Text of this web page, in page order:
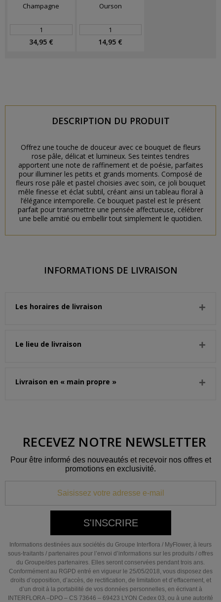
Champagne
34,95 €
Ourson
14,95 €
DESCRIPTION DU PRODUIT
Offrez une touche de douceur avec ce bouquet de fleurs
rose pâle, délicat et lumineux. Ses teintes tendres
apportent une note de raffinement et de poésie, parfaites
pour illuminer les petits et grands moments. Composé de
fleurs rose pâle et pastel choisies avec soin, ce joli bouquet
mêle finesse et éclat subtil, créant ainsi un tableau floral à
l’élégance intemporelle. Ce bouquet pastel est le présent
parfait pour transmettre une pensée affectueuse, célébrer
une belle amitié ou embellir tout simplement le quotidien.
INFORMATIONS DE LIVRAISON
Les horaires de livraison
Le lieu de livraison
Livraison en « main propre »
RECEVEZ NOTRE NEWSLETTER
Pour être informé des nouveautés et recevoir nos offres et
promotions en exclusivité.
S'INSCRIRE
Informations destinées aux sociétés du Groupe Interflora / MyFlower, à leurs
sous-traitants / partenaires pour l’envoi d’informations sur les produits / offres
du Groupe/des partenaires. Elles seront conservées pendant trois ans.
Conformément au RGPD entré en vigueur le 25/05/2018, vous disposez des
droits d’opposition, d’accès, de rectification, de limitation et d’effacement, et
d’un droit à la portabilité de vos données personnelles, en écrivant à
INTERFLORA –DPO – CS 73646 – 69423 LYON Cedex 03, ou à une autorité